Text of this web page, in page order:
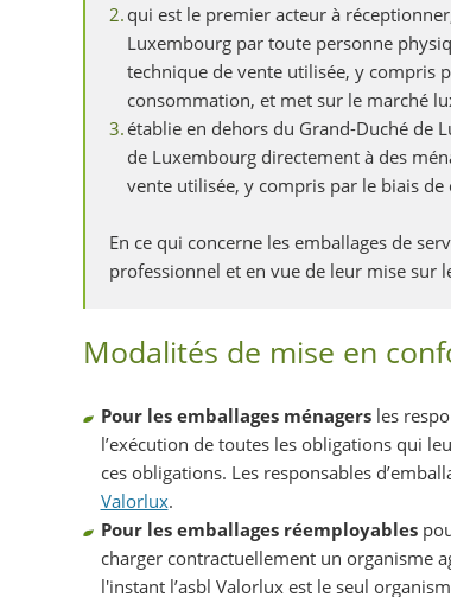
qui est le premier acteur à
Luxembourg par toute personne
technique de vente utilisée, y compris
consommation, et met sur le marché
établie en dehors du Grand-Duché de
de Luxembourg directement à des
vente utilisée, y compris par le biais
En ce qui concerne les emballages de
professionnel et en vue de leur mise sur
Modalités de mise en
Pour les emballages ménagers les
l’exécution de toutes les obligations qui
ces obligations. Les responsables
Valorlux.
Pour les emballages réemployables
charger contractuellement un organisme
l'instant l’asbl Valorlux est le seul